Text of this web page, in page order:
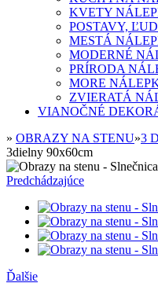
KVETY
POSTAVY,
MESTÁ
MODERNÉ
PRÍRODA
MORE
ZVIERATÁ
VIANOČNÉ
» OBRAZY NA STENU»3
3dielny 90x60cm
Predchádzajúce
Ďalšie